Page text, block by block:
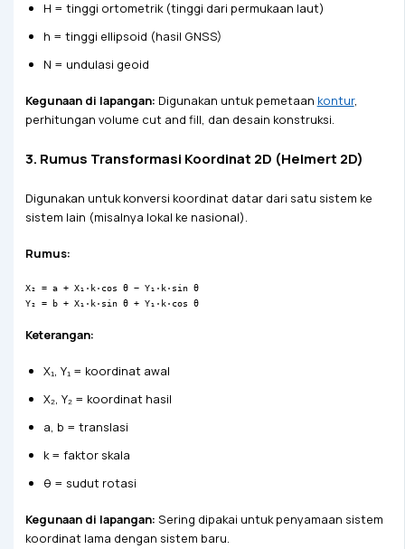
H = tinggi ortometrik (tinggi dari permukaan laut)
h = tinggi ellipsoid (hasil GNSS)
N = undulasi geoid
Kegunaan di lapangan: Digunakan untuk pemetaan kontur,
perhitungan volume cut and fill, dan desain konstruksi.
3. Rumus Transformasi Koordinat 2D (Helmert 2D)
Digunakan untuk konversi koordinat datar dari satu sistem ke
sistem lain (misalnya lokal ke nasional).
Rumus:
X₂ = a + X₁·k·cos θ − Y₁·k·sin θ
Y₂ = b + X₁·k·sin θ + Y₁·k·cos θ
Keterangan:
X₁, Y₁ = koordinat awal
X₂, Y₂ = koordinat hasil
a, b = translasi
k = faktor skala
θ = sudut rotasi
Kegunaan di lapangan: Sering dipakai untuk penyamaan sistem
koordinat lama dengan sistem baru.